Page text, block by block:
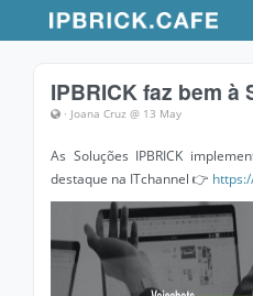
IPBRICK faz bem à
· Joana Cruz @ 13 May
As Soluções IPBRICK
destaque na ITchannel 👉